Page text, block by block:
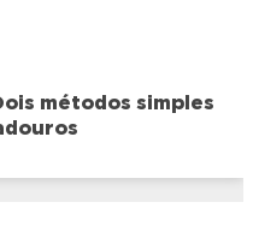
métodos simples